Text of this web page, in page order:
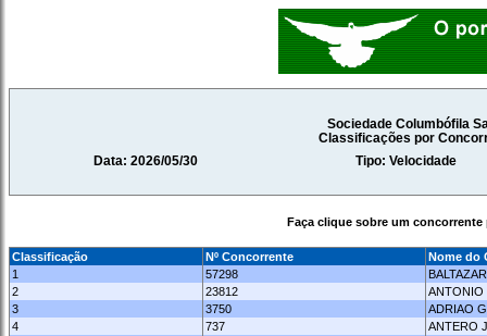
Sociedade Columbófila
Classificações por
Data: 2026/05/30
Tipo: Velocidade
Faça clique sobre um
Classificação Nº Concorrente
Nome do
1
57298
2
23812
ANTONIO
3
3750
ADRIAO
4
737
ANTERO